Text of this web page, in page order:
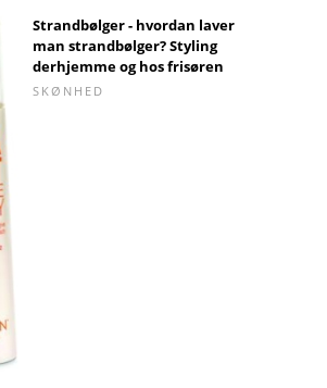
Strandbølger - hvordan laver
man strandbølger? Styling
derhjemme og hos frisøren
SKØNHED